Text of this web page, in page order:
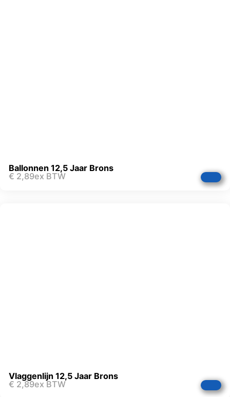
Ballonnen 12,5 Jaar Brons
€ 2,89ex BTW
Vlaggenlijn 12,5 Jaar Brons
€ 2,89ex BTW